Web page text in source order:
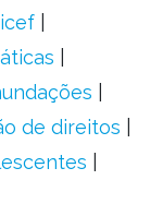
de direitos